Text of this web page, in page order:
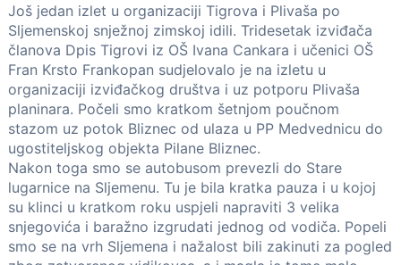
Još jedan izlet u organizaciji Tigrova i Plivaša po
Sljemenskoj snježnoj zimskoj idili. Tridesetak izviđača
članova Dpis Tigrovi iz OŠ Ivana Cankara i učenici OŠ
Fran Krsto Frankopan sudjelovalo je na izletu u
organizaciji izviđačkog društva i uz potporu Plivaša
planinara. Počeli smo kratkom šetnjom poučnom
stazom uz potok Bliznec od ulaza u PP Medvednicu do
ugostiteljskog objekta Pilane Bliznec.
Nakon toga smo se autobusom prevezli do Stare
lugarnice na Sljemenu. Tu je bila kratka pauza i u kojoj
su klinci u kratkom roku uspjeli napraviti 3 velika
snjegovića i baražno izgrudati jednog od vodiča. Popeli
smo se na vrh Sljemena i nažalost bili zakinuti za pogled